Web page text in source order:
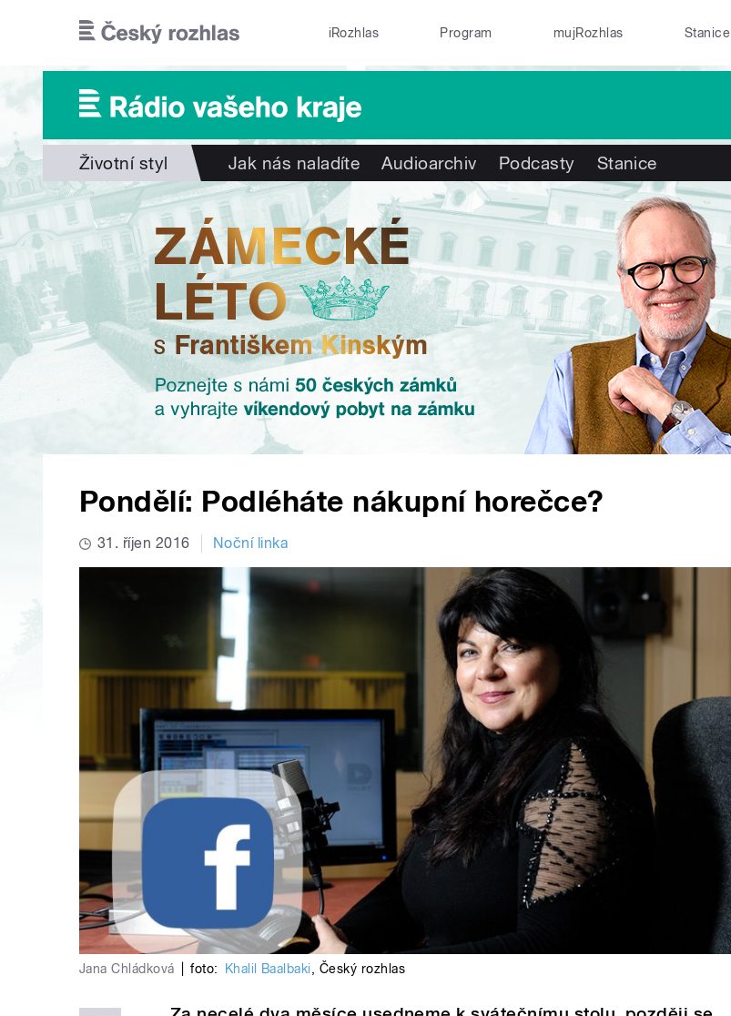
iRozhlas Program mujRozhlas Stanice
Životní styl Jak nás naladíte Audioarchiv Podcasty Stanice
Pondělí: Podléháte nákupní horečce?
31. říjen 2016 Noční linka
Jana Chládková foto: Khalil Baalbaki, Český rozhlas